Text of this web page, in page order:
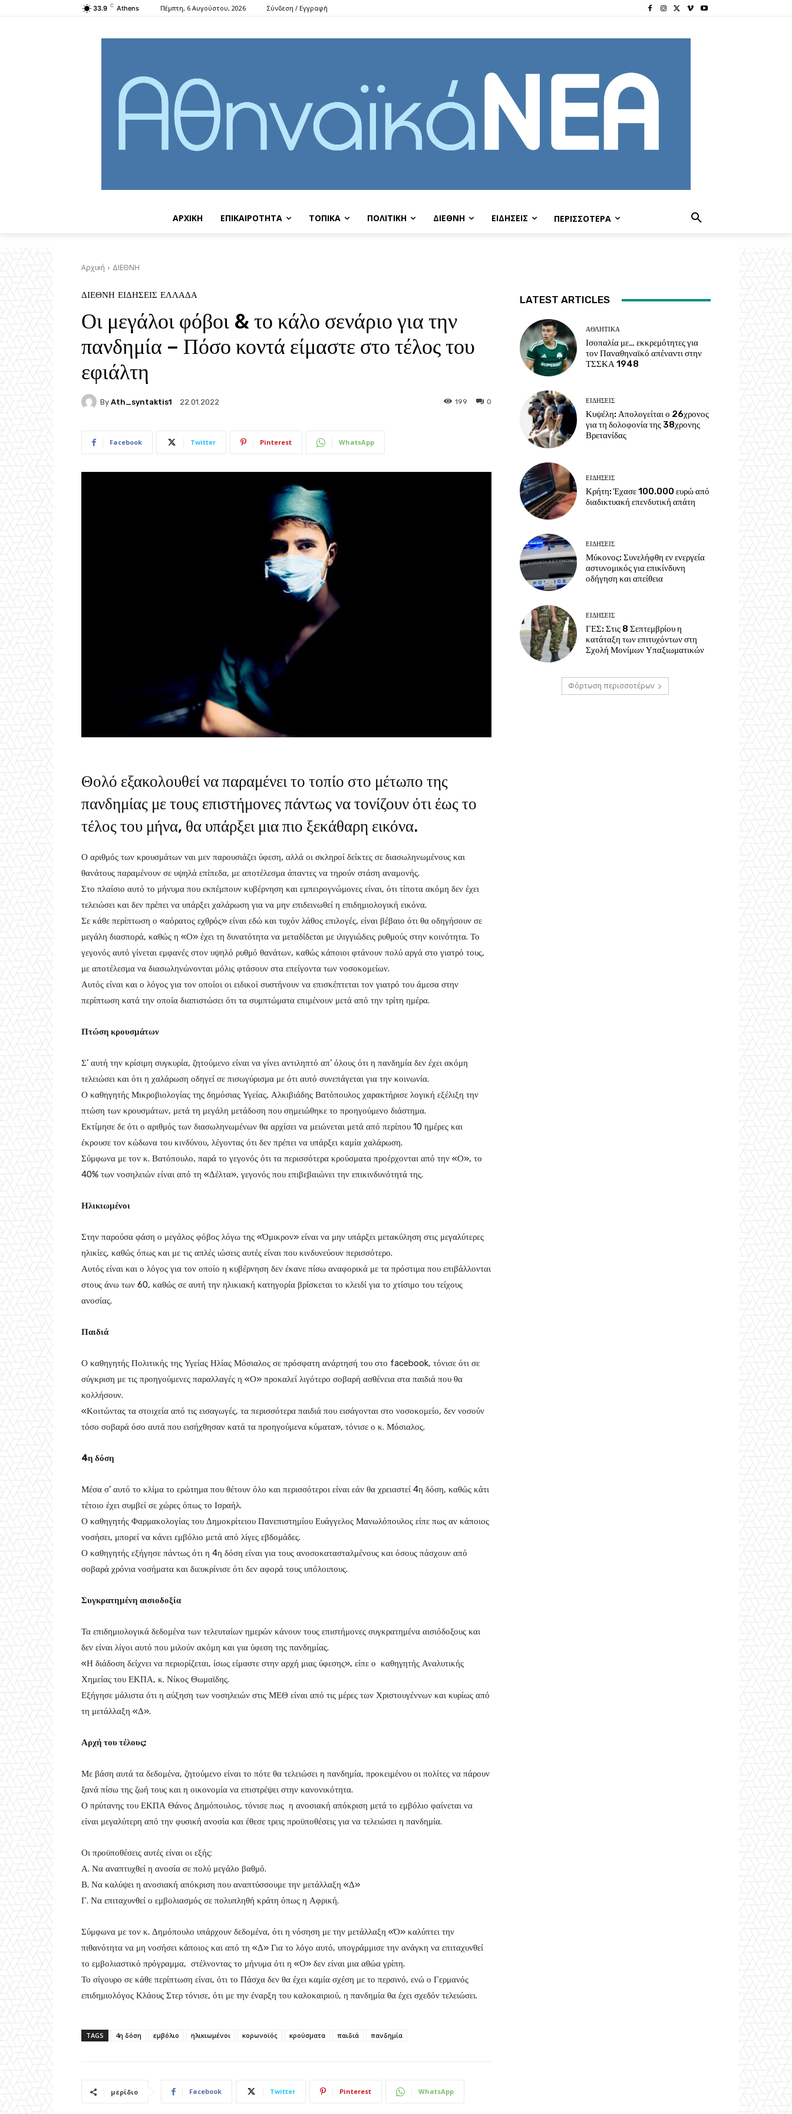
33.9 C Athens Πέμπτη, 6 Αυγούστου, 2026 Σύνδεση / Εγγραφή
ΑΡΧΙΚΗ ΕΠΙΚΑΙΡΟΤΗΤΑ ΤΟΠΙΚΑ ΠΟΛΙΤΙΚΗ ΔΙΕΘΝΗ EIΔΗΣΕΙΣ ΠΕΡΙΣΣΟΤΕΡΑ
Αρχική ΔΙΕΘΝΗ
ΔΙΕΘΝΗ ΕΙΔΗΣΕΙΣ ΕΛΛΑΔΑ
Οι μεγάλοι φόβοι & το κάλο σενάριο για την
πανδημία – Πόσο κοντά είμαστε στο τέλος του
εφιάλτη
By Ath_syntaktis1 22.01.2022 0
199
Facebook Twitter Pinterest WhatsApp
Θολό εξακολουθεί να παραμένει το τοπίο στο μέτωπο της
πανδημίας με τους επιστήμονες πάντως να τονίζουν ότι έως το
τέλος του μήνα, θα υπάρξει μια πιο ξεκάθαρη εικόνα.
Ο αριθμός των κρουσμάτων ναι μεν παρουσιάζει ύφεση, αλλά οι σκληροί δείκτες σε διασωληνωμένους και
θανάτους παραμένουν σε υψηλά επίπεδα, με αποτέλεσμα άπαντες να τηρούν στάση αναμονής.
Στο πλαίσιο αυτό το μήνυμα που εκπέμπουν κυβέρνηση και εμπειρογνώμονες είναι, ότι τίποτα ακόμη δεν έχει
τελειώσει και δεν πρέπει να υπάρξει χαλάρωση για να μην επιδεινωθεί η επιδημιολογική εικόνα.
Σε κάθε περίπτωση ο «αόρατος εχθρός» είναι εδώ και τυχόν λάθος επιλογές, είναι βέβαιο ότι θα οδηγήσουν σε
μεγάλη διασπορά, καθώς η «Ο» έχει τη δυνατότητα να μεταδίδεται με ιλιγγιώδεις ρυθμούς στην κοινότητα. Το
γεγονός αυτό γίνεται εμφανές στον υψηλό ρυθμό θανάτων, καθώς κάποιοι φτάνουν πολύ αργά στο γιατρό τους,
με αποτέλεσμα να διασωληνώνονται μόλις φτάσουν στα επείγοντα των νοσοκομείων.
Αυτός είναι και ο λόγος για τον οποίοι οι ειδικοί συστήνουν να επισκέπτεται τον γιατρό του άμεσα στην
περίπτωση κατά την οποία διαπιστώσει ότι τα συμπτώματα επιμένουν μετά από την τρίτη ημέρα.
Πτώση κρουσμάτων
Σ’ αυτή την κρίσιμη συγκυρία, ζητούμενο είναι να γίνει αντιληπτό απ’ όλους ότι η πανδημία δεν έχει ακόμη
τελειώσει και ότι η χαλάρωση οδηγεί σε πισωγύρισμα με ότι αυτό συνεπάγεται για την κοινωνία.
Ο καθηγητής Μικροβιολογίας της δημόσιας Υγείας, Αλκιβιάδης Βατόπουλος χαρακτήρισε λογική εξέλιξη την
πτώση των κρουσμάτων, μετά τη μεγάλη μετάδοση που σημειώθηκε το προηγούμενο διάστημα.
Εκτίμησε δε ότι ο αριθμός των διασωληνωμένων θα αρχίσει να μειώνεται μετά από περίπου 10 ημέρες και
έκρουσε τον κώδωνα του κινδύνου, λέγοντας ότι δεν πρέπει να υπάρξει καμία χαλάρωση.
Σύμφωνα με τον κ. Βατόπουλο, παρά το γεγονός ότι τα περισσότερα κρούσματα προέρχονται από την «Ο», το
40% των νοσηλειών είναι από τη «Δέλτα», γεγονός που επιβεβαιώνει την επικινδυνότητά της.
Ηλικιωμένοι
Στην παρούσα φάση ο μεγάλος φόβος λόγω της «Όμικρον» είναι να μην υπάρξει μετακύληση στις μεγαλύτερες
ηλικίες, καθώς όπως και με τις απλές ιώσεις αυτές είναι που κινδυνεύουν περισσότερο.
Αυτός είναι και ο λόγος για τον οποίο η κυβέρνηση δεν έκανε πίσω αναφορικά με τα πρόστιμα που επιβάλλονται
στους άνω των 60, καθώς σε αυτή την ηλικιακή κατηγορία βρίσκεται το κλειδί για το χτίσιμο του τείχους
ανοσίας.
Παιδιά
Ο καθηγητής Πολιτικής της Υγείας Ηλίας Μόσιαλος σε πρόσφατη ανάρτησή του στο facebook, τόνισε ότι σε
σύγκριση με τις προηγούμενες παραλλαγές η «Ο» προκαλεί λιγότερο σοβαρή ασθένεια στα παιδιά που θα
κολλήσουν.
«Κοιτώντας τα στοιχεία από τις εισαγωγές, τα περισσότερα παιδιά που εισάγονται στο νοσοκομείο, δεν νοσούν
τόσο σοβαρά όσο αυτά που εισήχθησαν κατά τα προηγούμενα κύματα», τόνισε ο κ. Μόσιαλος.
4η δόση
Μέσα σ’ αυτό το κλίμα το ερώτημα που θέτουν όλο και περισσότεροι είναι εάν θα χρειαστεί 4η δόση, καθώς κάτι
τέτοιο έχει συμβεί σε χώρες όπως το Ισραήλ.
Ο καθηγητής Φαρμακολογίας του Δημοκρίτειου Πανεπιστημίου Ευάγγελος Μανωλόπουλος είπε πως αν κάποιος
νοσήσει, μπορεί να κάνει εμβόλιο μετά από λίγες εβδομάδες.
Ο καθηγητής εξήγησε πάντως ότι η 4η δόση είναι για τους ανοσοκατασταλμένους και όσους πάσχουν από
σοβαρά χρόνια νοσήματα και διευκρίνισε ότι δεν αφορά τους υπόλοιπους.
Συγκρατημένη αισιοδοξία
Τα επιδημιολογικά δεδομένα των τελευταίων ημερών κάνουν τους επιστήμονες συγκρατημένα αισιόδοξους και
δεν είναι λίγοι αυτό που μιλούν ακόμη και για ύφεση της πανδημίας.
«Η διάδοση δείχνει να περιορίζεται, ίσως είμαστε στην αρχή μιας ύφεσης», είπε ο καθηγητής Αναλυτικής
Χημείας του ΕΚΠΑ, κ. Νίκος Θωμαϊδης.
Εξήγησε μάλιστα ότι η αύξηση των νοσηλειών στις ΜΕΘ είναι από τις μέρες των Χριστουγέννων και κυρίως από
τη μετάλλαξη «Δ».
Αρχή του τέλους;
Με βάση αυτά τα δεδομένα, ζητούμενο είναι το πότε θα τελειώσει η πανδημία, προκειμένου οι πολίτες να πάρουν
ξανά πίσω της ζωή τους και η οικονομία να επιστρέψει στην κανονικότητα.
Ο πρύτανης του ΕΚΠΑ Θάνος Δημόπουλος, τόνισε πως η ανοσιακή απόκριση μετά το εμβόλιο φαίνεται να
είναι μεγαλύτερη από την φυσική ανοσία και έθεσε τρεις προϋποθέσεις για να τελειώσει η πανδημία.
Οι προϋποθέσεις αυτές είναι οι εξής:
Α. Να αναπτυχθεί η ανοσία σε πολύ μεγάλο βαθμό.
Β. Να καλύψει η ανοσιακή απόκριση που αναπτύσσουμε την μετάλλαξη «Δ»
Γ. Να επιταχυνθεί ο εμβολιασμός σε πολυπληθή κράτη όπως η Αφρική.
Σύμφωνα με τον κ. Δημόπουλο υπάρχουν δεδομένα, ότι η νόσηση με την μετάλλαξη «Ό» καλύπτει την
πιθανότητα να μη νοσήσει κάποιος και από τη «Δ» Για το λόγο αυτό, υπογράμμισε την ανάγκη να επιταχυνθεί
το εμβολιαστικό πρόγραμμα, στέλνοντας το μήνυμα ότι η «Ο» δεν είναι μια αθώα γρίπη.
Το σίγουρο σε κάθε περίπτωση είναι, ότι το Πάσχα δεν θα έχει καμία σχέση με το περσινό, ενώ ο Γερμανός
επιδημιολόγος Κλάους Στερ τόνισε, ότι με την έναρξη του καλοκαιριού, η πανδημία θα έχει σχεδόν τελειώσει.
TAGS 4η δόση εμβόλιο ηλικιωμένοι κορωνοϊός κρούσματα παιδιά πανδημία
μερίδιο Facebook Twitter Pinterest WhatsApp
LATEST ARTICLES
ΑΘΛΗΤΙΚΑ
Ισοπαλία με… εκκρεμότητες για
τον Παναθηναϊκό απέναντι στην
ΤΣΣΚΑ 1948
ΕΙΔΗΣΕΙΣ
Κυψέλη: Απολογείται ο 26χρονος
για τη δολοφονία της 38χρονης
Βρετανίδας
ΕΙΔΗΣΕΙΣ
Κρήτη: Έχασε 100.000 ευρώ από
διαδικτυακή επενδυτική απάτη
ΕΙΔΗΣΕΙΣ
Μύκονος: Συνελήφθη εν ενεργεία
αστυνομικός για επικίνδυνη
οδήγηση και απείθεια
ΕΙΔΗΣΕΙΣ
ΓΕΣ: Στις 8 Σεπτεμβρίου η
κατάταξη των επιτυχόντων στη
Σχολή Μονίμων Υπαξιωματικών
Φόρτωση περισσοτέρων